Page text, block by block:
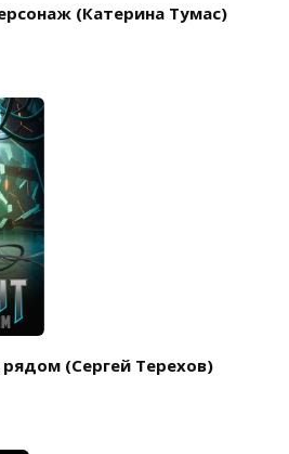
(Катерина Тумас)
(Сергей Терехов)